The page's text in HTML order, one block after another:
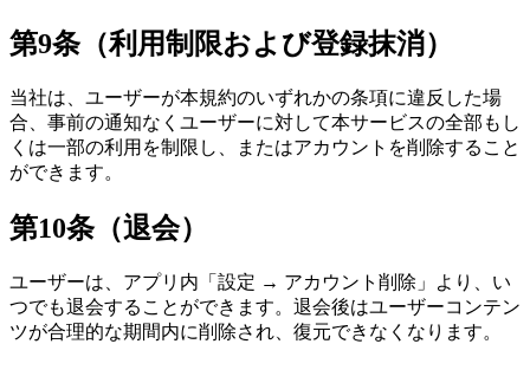
第9条（利用制限および登録抹消）
当社は、ユーザーが本規約のいずれかの条項に違反した場
合、事前の通知なくユーザーに対して本サービスの全部もし
くは一部の利用を制限し、またはアカウントを削除すること
ができます。
第10条（退会）
ユーザーは、アプリ内「設定 → アカウント削除」より、い
つでも退会することができます。退会後はユーザーコンテン
ツが合理的な期間内に削除され、復元できなくなります。